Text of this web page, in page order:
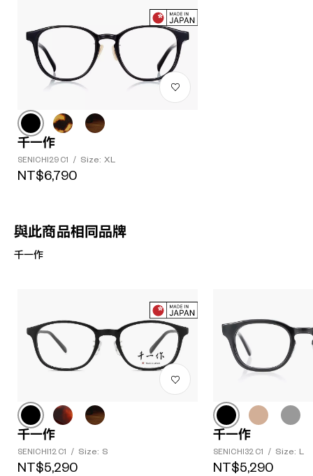
千一作
SENICHI29 C1 / Size: XL
NT$6,790
與此商品相同品牌
千一作
千一作
SENICHI12 C1 / Size: S
NT$5,290
千一作
SENICHI32 C1 / Size: L
NT$5,290